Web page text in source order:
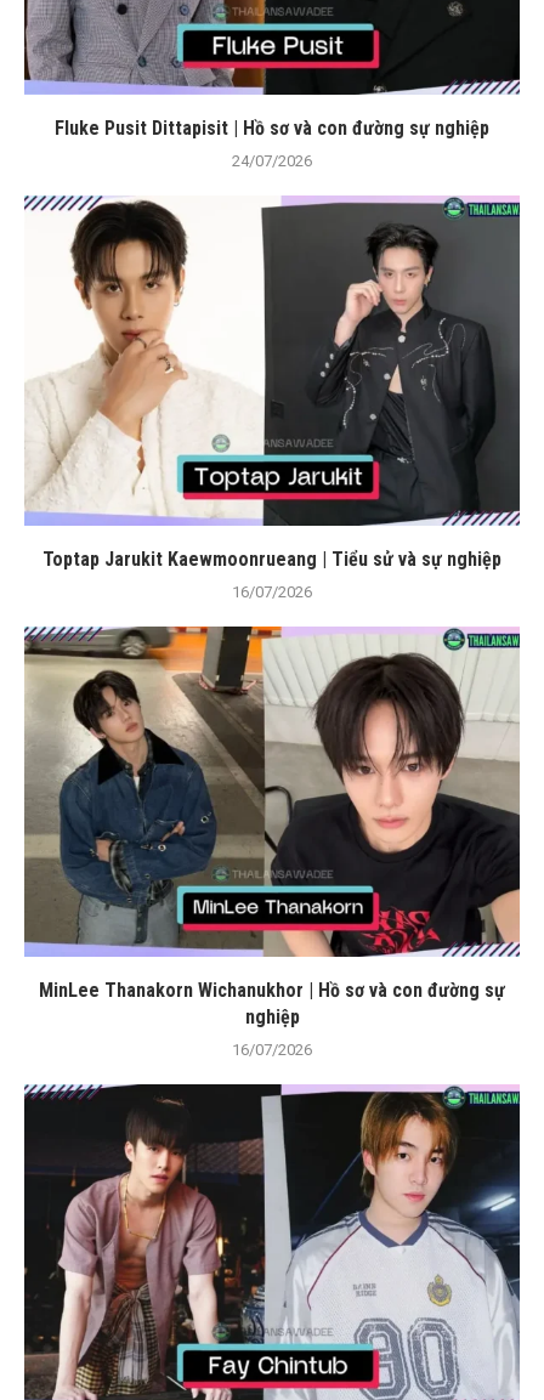
Fluke Pusit Dittapisit | Hồ sơ và con đường sự nghiệp
24/07/2026
Toptap Jarukit Kaewmoonrueang | Tiểu sử và sự nghiệp
16/07/2026
MinLee Thanakorn Wichanukhor | Hồ sơ và con đường sự
nghiệp
16/07/2026